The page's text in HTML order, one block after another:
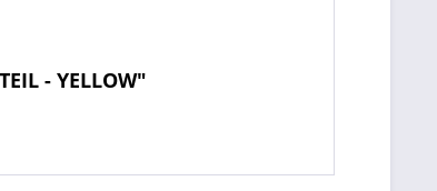
- YELLOW"